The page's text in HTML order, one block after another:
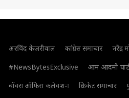
अरविंद केजरीवाल कांग्रेस समाचार नरेंद्र
#NewsBytesExclusive
आम आदमी
बॉक्स ऑफिस कलेक्शन
क्रिकेट समाचार